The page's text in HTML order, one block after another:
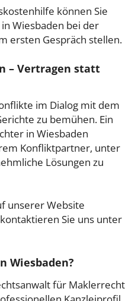
können Sie
Wiesbaden bei der
ersten Gespräch stellen.
– Vertragen statt
im Dialog mit dem
zu bemühen. Ein
in Wiesbaden
Konfliktpartner, unter
Lösungen zu
unserer Website
Sie uns unter
Wiesbaden?
für Maklerrecht